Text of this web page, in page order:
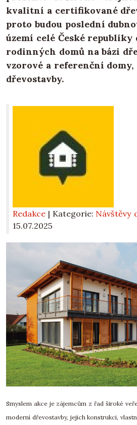
kvalitní a certifikované
proto budou poslední
území celé České republiky
rodinných domů na bázi
vzorové a referenční
dřevostavby.
Redakce | Kategorie: Návštěvy
15.07.2025
Smyslem akce je zájemcům z řad široké
moderní dřevostavby, jejich konstrukci,